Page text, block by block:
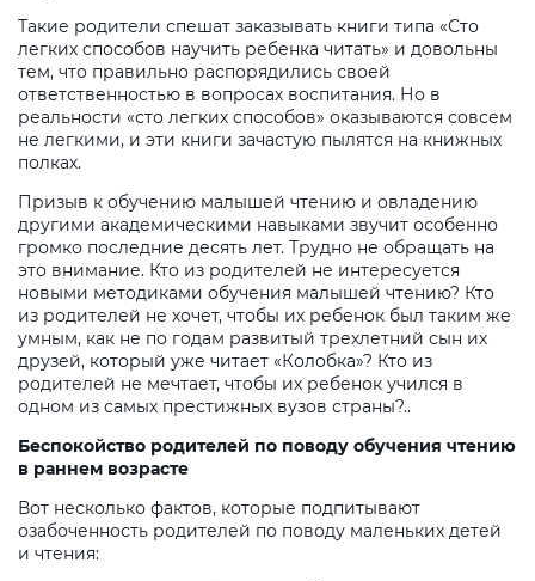
Такие родители спешат заказывать книги типа «Сто
легких способов научить ребенка читать» и довольны
тем, что правильно распорядились своей
ответственностью в вопросах воспитания. Но в
реальности «сто легких способов» оказываются совсем
не легкими, и эти книги зачастую пылятся на книжных
полках.
Призыв к обучению малышей чтению и овладению
другими академическими навыками звучит особенно
громко последние десять лет. Трудно не обращать на
это внимание. Кто из родителей не интересуется
новыми методиками обучения малышей чтению? Кто
из родителей не хочет, чтобы их ребенок был таким же
умным, как не по годам развитый трехлетний сын их
друзей, который уже читает «Колобка»? Кто из
родителей не мечтает, чтобы их ребенок учился в
одном из самых престижных вузов страны?..
Беспокойство родителей по поводу обучения чтению
в раннем возрасте
Вот несколько фактов, которые подпитывают
озабоченность родителей по поводу маленьких детей
и чтения: